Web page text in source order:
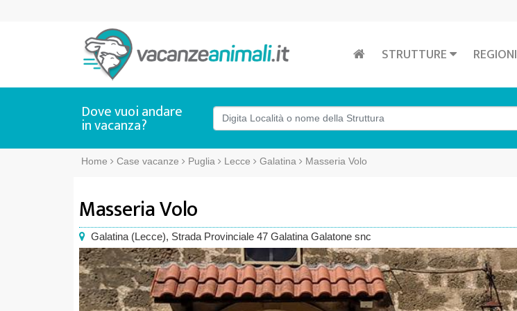
STRUTTURE REGIONI
Dove vuoi andare
in vacanza?
Home Case vacanze Puglia Lecce Galatina Masseria Volo
Masseria Volo
Galatina (Lecce), Strada Provinciale 47 Galatina Galatone snc